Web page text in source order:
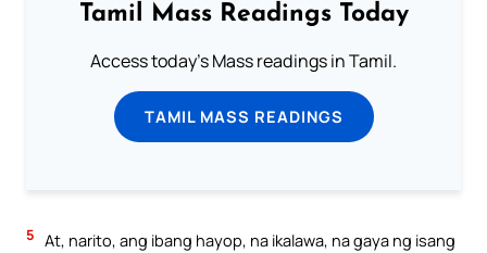
Tamil Mass Readings Today
Access today's Mass readings in Tamil.
TAMIL MASS READINGS
5 At, narito, ang ibang hayop, na ikalawa, na gaya ng isang